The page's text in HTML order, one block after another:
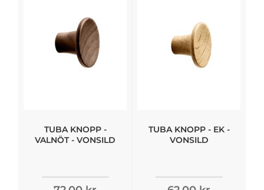
TUBA KNOPP -
VALNÖT - VONSILD
TUBA KNOPP - EK -
VONSILD